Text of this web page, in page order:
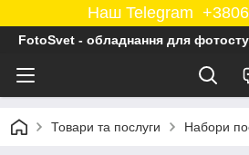
Наш Telegram
FotoSvet - обладнання для
Товари та послуги Набори